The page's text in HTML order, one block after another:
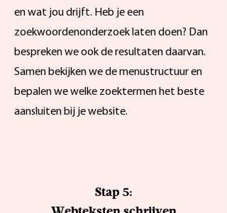
en wat jou drijft. Heb je een
zoekwoordenonderzoek laten doen? Dan
bespreken we ook de resultaten daarvan.
Samen bekijken we de menustructuur en
bepalen we welke zoektermen het beste
aansluiten bij je website.
Stap 5: